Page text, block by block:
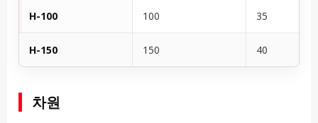
H-100 100 35
H-150 150 40
차원